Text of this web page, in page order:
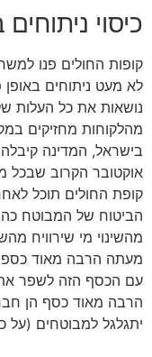
כיסוי
קופות החולים פנו
לא מעט ניתוחים
נושאות את כל העלות
מהלקוחות מחזיקים
בישראל, המדינה
אוקטובר הקרוב שבכל
קופת החולים תוכל
הביטוח של המבוטח
מהשינוי מי שירוויח
מעתה הרבה מאוד
עם הכסף הזה לשפר
הרבה מאוד כסף הן
יתגלגל למבוטחים